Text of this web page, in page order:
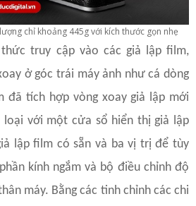
chỉ khoảng 445g với kích thước gọn nhẹ
truy cập vào các giả lập film,
ở góc trái máy ảnh như cá dòng
đã tích hợp vòng xoay giả lập mới
với một cửa sổ hiển thị giả lập
lập film có sẵn và ba vị trị để tùy
kính ngắm và bộ điều chỉnh độ
máy. Bằng các tinh chỉnh các chi